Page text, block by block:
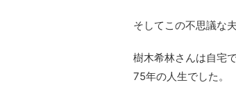
そしてこの不思議な
樹木希林さんは自宅
75年の人生でした。